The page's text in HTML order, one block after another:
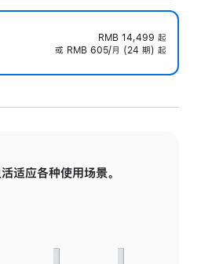
RMB 14,499 起
或 RMB 605/月 (24 期) 起
适应各种使用场景。